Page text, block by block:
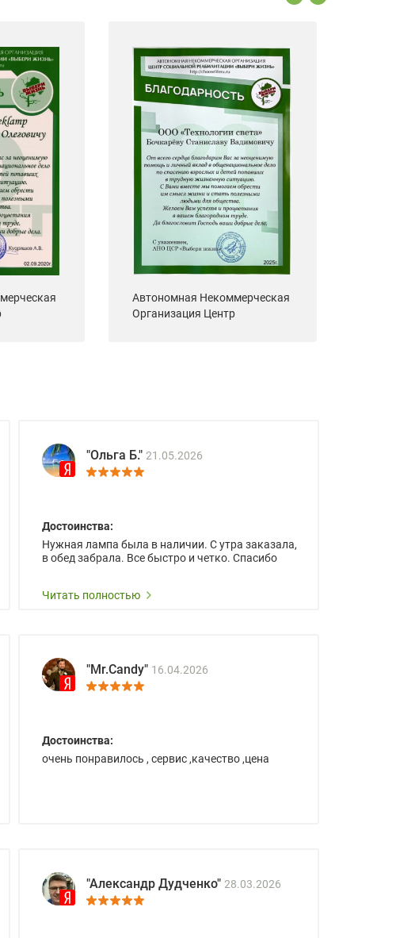
Автономная Некоммерческая
Организация Центр
"Ольга Б." 21.05.2026
Достоинства:
Нужная лампа была в наличии. С утра заказала,
в обед забрала. Все быстро и четко. Спасибо
Читать полностью
"Mr.Candy" 16.04.2026
Достоинства:
очень понравилось , сервис ,качество ,цена
"Александр Дудченко" 28.03.2026